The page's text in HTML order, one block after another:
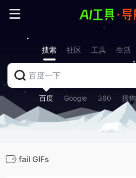
搜索 社区 工具 生活
百度 Google 360 搜狗
fail GIFs